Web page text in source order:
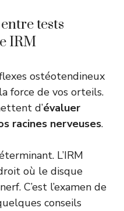
tests
IRM
ostéotendineux
force de vos orteils.
d’évaluer
racines nerveuses.
L’IRM
où le disque
C’est l’examen de
conseils